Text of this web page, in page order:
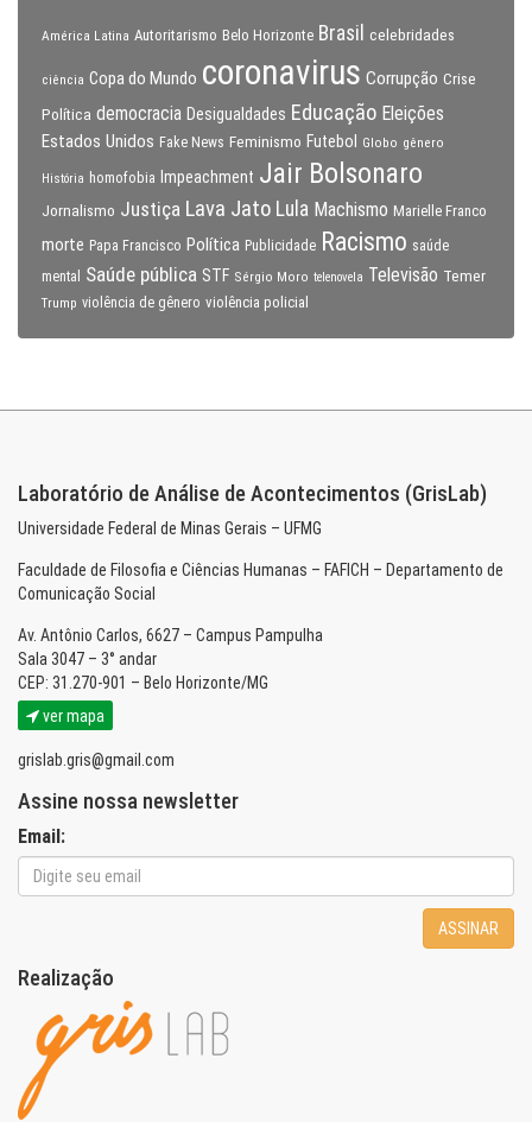
América Latina Autoritarismo Belo Horizonte Brasil celebridades
ciência Copa do Mundo coronavirus Corrupção Crise
Política democracia Desigualdades Educação Eleições
Estados Unidos Fake News Feminismo Futebol Globo gênero
História homofobia Impeachment Jair Bolsonaro
Jornalismo Justiça Lava Jato Lula Machismo Marielle Franco
morte Papa Francisco Política Publicidade Racismo saúde
mental
Saúde pública STF Sérgio Moro telenovela Televisão Temer
Trump violência de gênero violência policial
Laboratório de Análise de Acontecimentos (GrisLab)
Universidade Federal de Minas Gerais – UFMG
Faculdade de Filosofia e Ciências Humanas – FAFICH – Departamento de
Comunicação Social
Av. Antônio Carlos, 6627 – Campus Pampulha
Sala 3047 – 3° andar
CEP: 31.270-901 – Belo Horizonte/MG
ver mapa
grislab.gris@gmail.com
Assine nossa newsletter
Email:
ASSINAR
Realização